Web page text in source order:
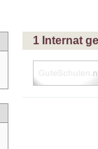
1 Internat